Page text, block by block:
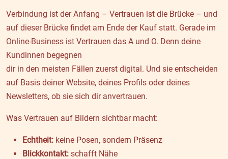
Verbindung ist der Anfang – Vertrauen ist die Brücke – und
auf dieser Brücke findet am Ende der Kauf statt. Gerade im
Online-Business ist Vertrauen das A und O. Denn deine
Kundinnen begegnen
dir in den meisten Fällen zuerst digital. Und sie entscheiden
auf Basis deiner Website, deines Profils oder deines
Newsletters, ob sie sich dir anvertrauen.
Was Vertrauen auf Bildern sichtbar macht:
Echtheit: keine Posen, sondern Präsenz
Blickkontakt: schafft Nähe